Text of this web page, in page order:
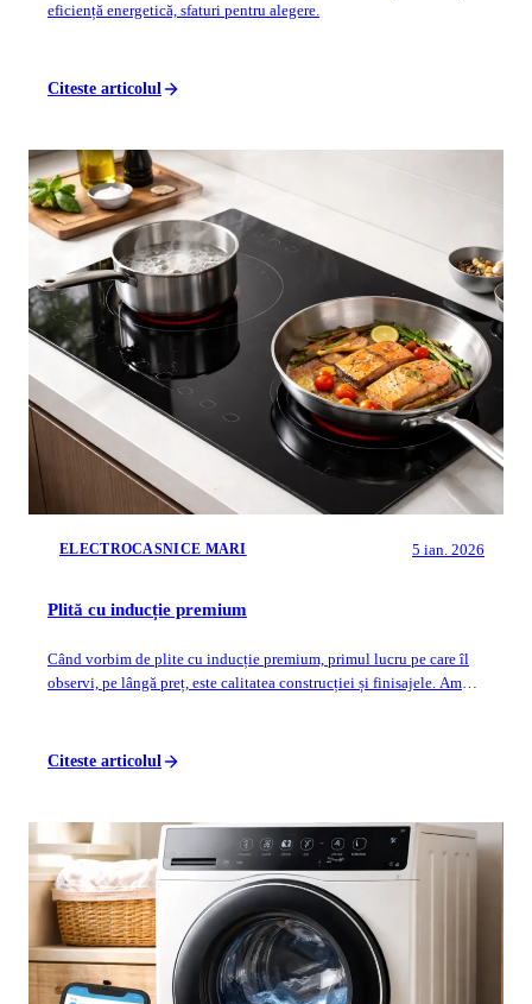
eficiență energetică, sfaturi pentru alegere.
Citeste articolul
ELECTROCASNICE MARI 5 ian. 2026
Plită cu inducție premium
Când vorbim de plite cu inducție premium, primul lucru pe care îl
observi, pe lângă preț, este calitatea construcției și finisajele. Am
Citeste articolul